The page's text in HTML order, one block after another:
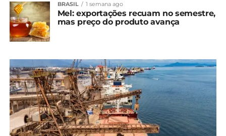
BRASIL 1 semana ago
Mel: exportações recuam no semestre,
mas preço do produto avança